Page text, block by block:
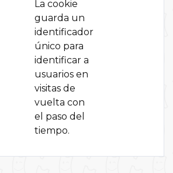
La cookie
guarda un
identificador
único para
identificar a
usuarios en
visitas de
vuelta con
el paso del
tiempo.